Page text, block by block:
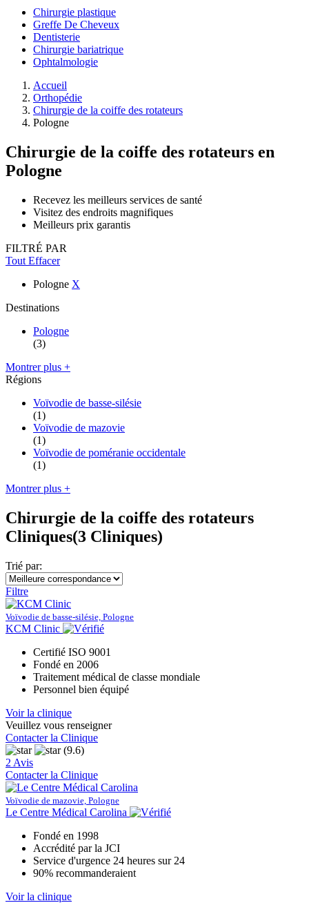
Chirurgie plastique
Greffe De Cheveux
Dentisterie
Chirurgie bariatrique
Ophtalmologie
Accueil
Orthopédie
Chirurgie de la coiffe des rotateurs
Pologne
Chirurgie de la coiffe des rotateurs en
Pologne
Recevez les meilleurs services de santé
Visitez des endroits magnifiques
Meilleurs prix garantis
FILTRÉ PAR
Tout Effacer
Pologne X
Destinations
Pologne
(3)
Montrer plus +
Régions
Voïvodie de basse-silésie
(1)
Voïvodie de mazovie
(1)
Voïvodie de poméranie occidentale
(1)
Montrer plus +
Chirurgie de la coiffe des rotateurs
Cliniques(3 Cliniques)
Trié par:
Filtre
Voïvodie de basse-silésie, Pologne
KCM Clinic
Certifié ISO 9001
Fondé en 2006
Traitement médical de classe mondiale
Personnel bien équipé
Voir la clinique
Veuillez vous renseigner
Contacter la Clinique
(9.6)
2 Avis
Contacter la Clinique
Voïvodie de mazovie, Pologne
Le Centre Médical Carolina
Fondé en 1998
Accrédité par la JCI
Service d'urgence 24 heures sur 24
90% recommanderaient
Voir la clinique